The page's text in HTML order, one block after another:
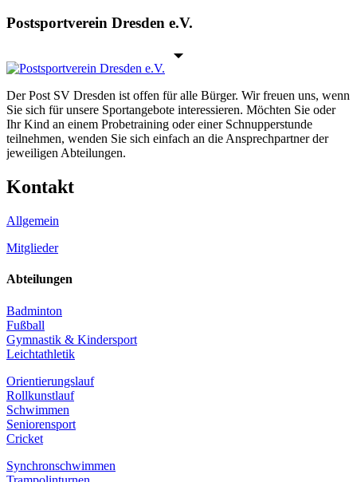
Postsportverein Dresden e.V.
Der Post SV Dresden ist offen für alle Bürger. Wir freuen uns, wenn
Sie sich für unsere Sportangebote interessieren. Möchten Sie oder
Ihr Kind an einem Probetraining oder einer Schnupperstunde
teilnehmen, wenden Sie sich einfach an die Ansprechpartner der
jeweiligen Abteilungen.
Kontakt
Allgemein
Mitglieder
Abteilungen
Badminton
Fußball
Gymnastik & Kindersport
Leichtathletik
Orientierungslauf
Rollkunstlauf
Schwimmen
Seniorensport
Cricket
Synchronschwimmen